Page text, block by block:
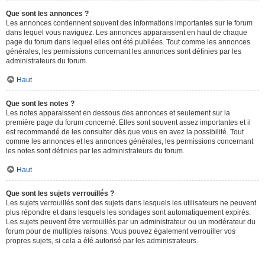
Que sont les annonces ?
Les annonces contiennent souvent des informations importantes sur le forum
dans lequel vous naviguez. Les annonces apparaissent en haut de chaque
page du forum dans lequel elles ont été publiées. Tout comme les annonces
générales, les permissions concernant les annonces sont définies par les
administrateurs du forum.
Haut
Que sont les notes ?
Les notes apparaissent en dessous des annonces et seulement sur la
première page du forum concerné. Elles sont souvent assez importantes et il
est recommandé de les consulter dès que vous en avez la possibilité. Tout
comme les annonces et les annonces générales, les permissions concernant
les notes sont définies par les administrateurs du forum.
Haut
Que sont les sujets verrouillés ?
Les sujets verrouillés sont des sujets dans lesquels les utilisateurs ne peuvent
plus répondre et dans lesquels les sondages sont automatiquement expirés.
Les sujets peuvent être verrouillés par un administrateur ou un modérateur du
forum pour de multiples raisons. Vous pouvez également verrouiller vos
propres sujets, si cela a été autorisé par les administrateurs.